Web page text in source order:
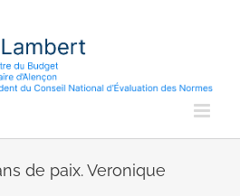
de paix. Veronique